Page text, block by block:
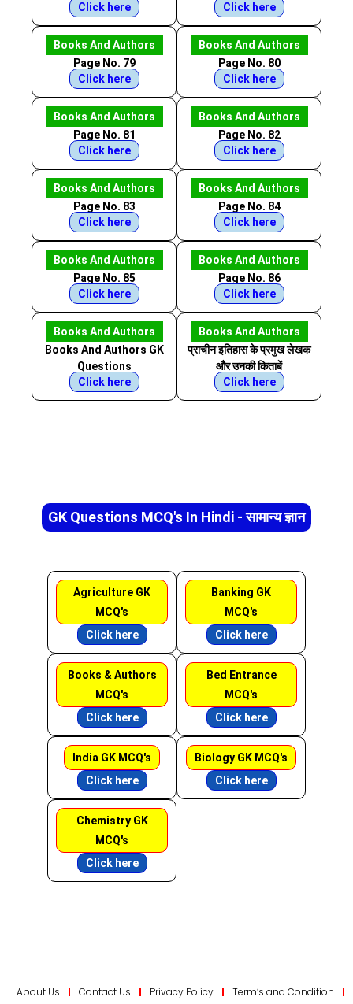
Click here
Click here
Books And Authors
Page No. 79
Click here
Books And Authors
Page No. 80
Click here
Books And Authors
Page No. 81
Click here
Books And Authors
Page No. 82
Click here
Books And Authors
Page No. 83
Click here
Books And Authors
Page No. 84
Click here
Books And Authors
Page No. 85
Click here
Books And Authors
Page No. 86
Click here
Books And Authors
Books And Authors GK
Questions
Click here
Books And Authors
प्राचीन इतिहास के प्रमुख लेखक
और उनकी किताबें
Click here
GK Questions MCQ's In Hindi - सामान्य ज्ञान
Agriculture GK
MCQ's
Click here
Banking GK
MCQ's
Click here
Books & Authors
MCQ's
Click here
Bed Entrance
MCQ's
Click here
India GK MCQ's
Click here
Biology GK MCQ's
Click here
Chemistry GK
MCQ's
Click here
About Us Contact Us Privacy Policy
Term’s and Condition